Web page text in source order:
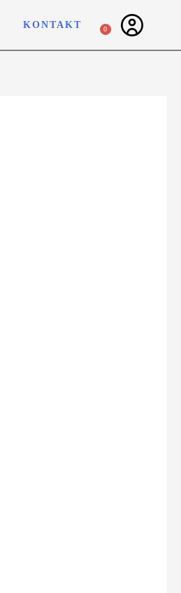
KONTAKT 0